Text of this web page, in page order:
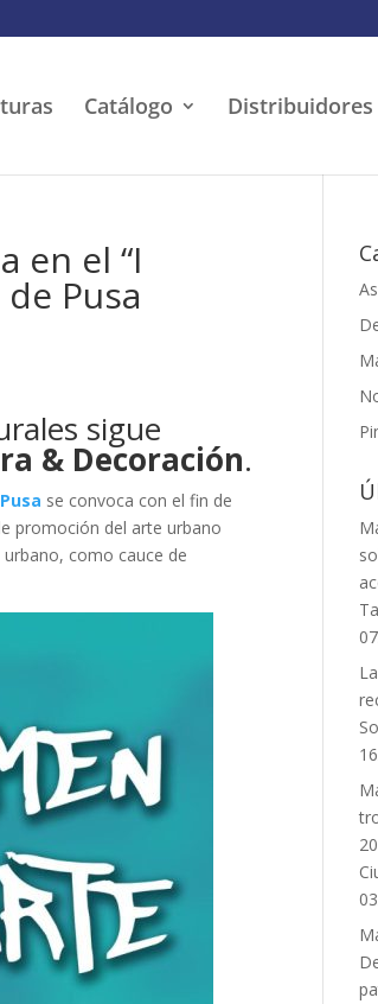
Catálogo Distribuidores
en el “I
Pusa
sigue
& Decoración.
se convoca con el fin de
promoción del arte urbano
como cauce de